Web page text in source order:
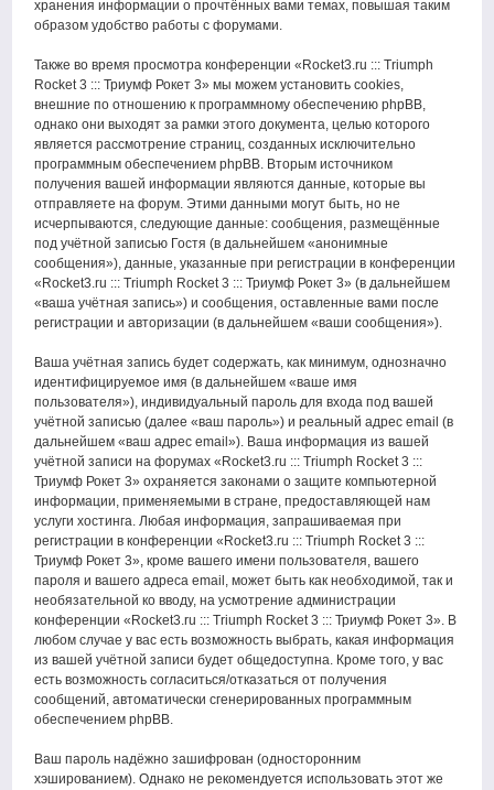
хранения информации о прочтённых вами темах, повышая таким
образом удобство работы с форумами.
Также во время просмотра конференции «Rocket3.ru ::: Triumph
Rocket 3 ::: Триумф Рокет 3» мы можем установить cookies,
внешние по отношению к программному обеспечению phpBB,
однако они выходят за рамки этого документа, целью которого
является рассмотрение страниц, созданных исключительно
программным обеспечением phpBB. Вторым источником
получения вашей информации являются данные, которые вы
отправляете на форум. Этими данными могут быть, но не
исчерпываются, следующие данные: сообщения, размещённые
под учётной записью Гостя (в дальнейшем «анонимные
сообщения»), данные, указанные при регистрации в конференции
«Rocket3.ru ::: Triumph Rocket 3 ::: Триумф Рокет 3» (в дальнейшем
«ваша учётная запись») и сообщения, оставленные вами после
регистрации и авторизации (в дальнейшем «ваши сообщения»).
Ваша учётная запись будет содержать, как минимум, однозначно
идентифицируемое имя (в дальнейшем «ваше имя
пользователя»), индивидуальный пароль для входа под вашей
учётной записью (далее «ваш пароль») и реальный адрес email (в
дальнейшем «ваш адрес email»). Ваша информация из вашей
учётной записи на форумах «Rocket3.ru ::: Triumph Rocket 3 :::
Триумф Рокет 3» охраняется законами о защите компьютерной
информации, применяемыми в стране, предоставляющей нам
услуги хостинга. Любая информация, запрашиваемая при
регистрации в конференции «Rocket3.ru ::: Triumph Rocket 3 :::
Триумф Рокет 3», кроме вашего имени пользователя, вашего
пароля и вашего адреса email, может быть как необходимой, так и
необязательной ко вводу, на усмотрение администрации
конференции «Rocket3.ru ::: Triumph Rocket 3 ::: Триумф Рокет 3». В
любом случае у вас есть возможность выбрать, какая информация
из вашей учётной записи будет общедоступна. Кроме того, у вас
есть возможность согласиться/отказаться от получения
сообщений, автоматически сгенерированных программным
обеспечением phpBB.
Ваш пароль надёжно зашифрован (односторонним
хэшированием). Однако не рекомендуется использовать этот же